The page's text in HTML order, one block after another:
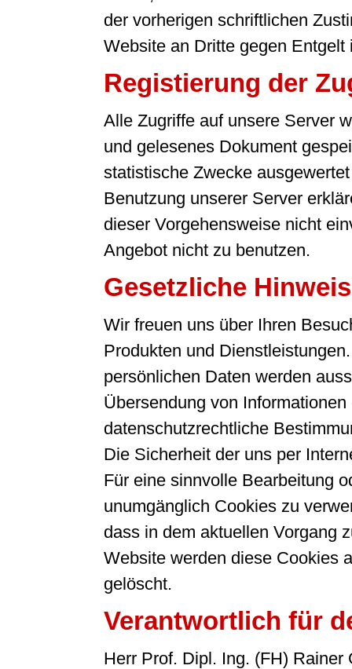
der vorherigen schriftlichen
Website an Dritte gegen Entgelt
Registierung der
Alle Zugriffe auf unsere Server
und gelesenes Dokument
statistische Zwecke
Benutzung unserer Server
dieser Vorgehensweise nicht
Angebot nicht zu benutzen.
Gesetzliche
Wir freuen uns über Ihren
Produkten und
persönlichen Daten werden
Übersendung von
datenschutzrechtliche
Die Sicherheit der uns per
Für eine sinnvolle Bearbeitung
unumgänglich Cookies zu
dass in dem aktuellen Vorgang
Website werden diese Cookies
gelöscht.
Verantwortlich für
Herr Prof. Dipl. Ing. (FH) Rainer